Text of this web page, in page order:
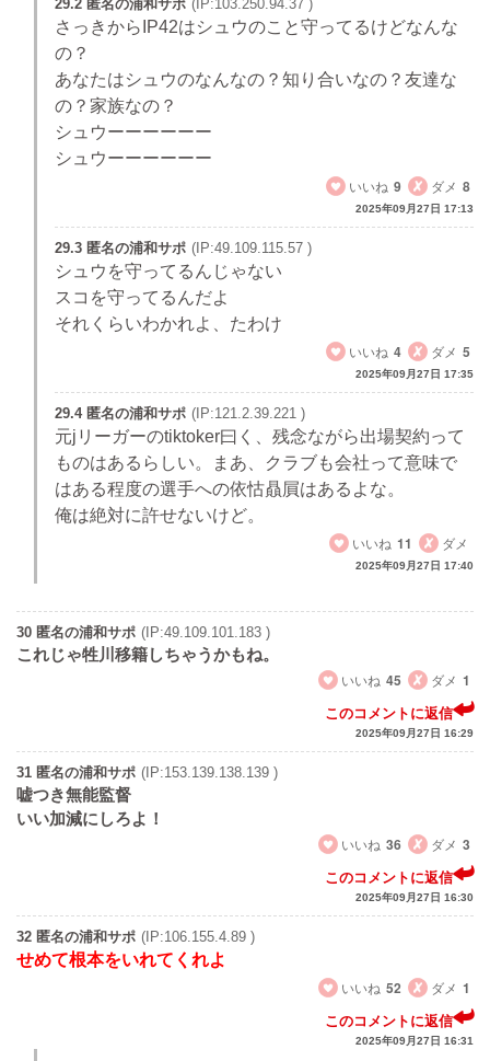
29.2 匿名の浦和サポ (IP:103.250.94.37 )
さっきからIP42はシュウのこと守ってるけどなんな
の？
あなたはシュウのなんなの？知り合いなの？友達な
の？家族なの？
シュウーーーーーー
シュウーーーーーー
いいね 9 ダメ 8
2025年09月27日 17:13
29.3 匿名の浦和サポ (IP:49.109.115.57 )
シュウを守ってるんじゃない
スコを守ってるんだよ
それくらいわかれよ、たわけ
いいね 4 ダメ 5
2025年09月27日 17:35
29.4 匿名の浦和サポ (IP:121.2.39.221 )
元jリーガーのtiktoker曰く、残念ながら出場契約って
ものはあるらしい。まあ、クラブも会社って意味で
はある程度の選手への依怙贔屓はあるよな。
俺は絶対に許せないけど。
いいね 11 ダメ
2025年09月27日 17:40
30 匿名の浦和サポ (IP:49.109.101.183 )
これじゃ牲川移籍しちゃうかもね。
いいね 45 ダメ 1
このコメントに返信
2025年09月27日 16:29
31 匿名の浦和サポ (IP:153.139.138.139 )
嘘つき無能監督
いい加減にしろよ！
いいね 36 ダメ 3
このコメントに返信
2025年09月27日 16:30
32 匿名の浦和サポ (IP:106.155.4.89 )
せめて根本をいれてくれよ
いいね 52 ダメ 1
このコメントに返信
2025年09月27日 16:31